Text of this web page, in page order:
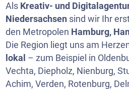
Als Kreativ- und
Niedersachsen sind wir Ihr
den Metropolen Hamburg,
Die Region liegt uns am
lokal – zum Beispiel in
Vechta, Diepholz, Nienburg,
Achim, Verden, Rotenburg,